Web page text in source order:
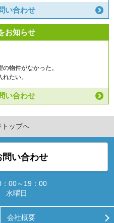
い合わせ
お知らせ
物件がなかった。
たい。
い合わせ
ップへ
問い合わせ
：00～19：00
水曜日
会社概要